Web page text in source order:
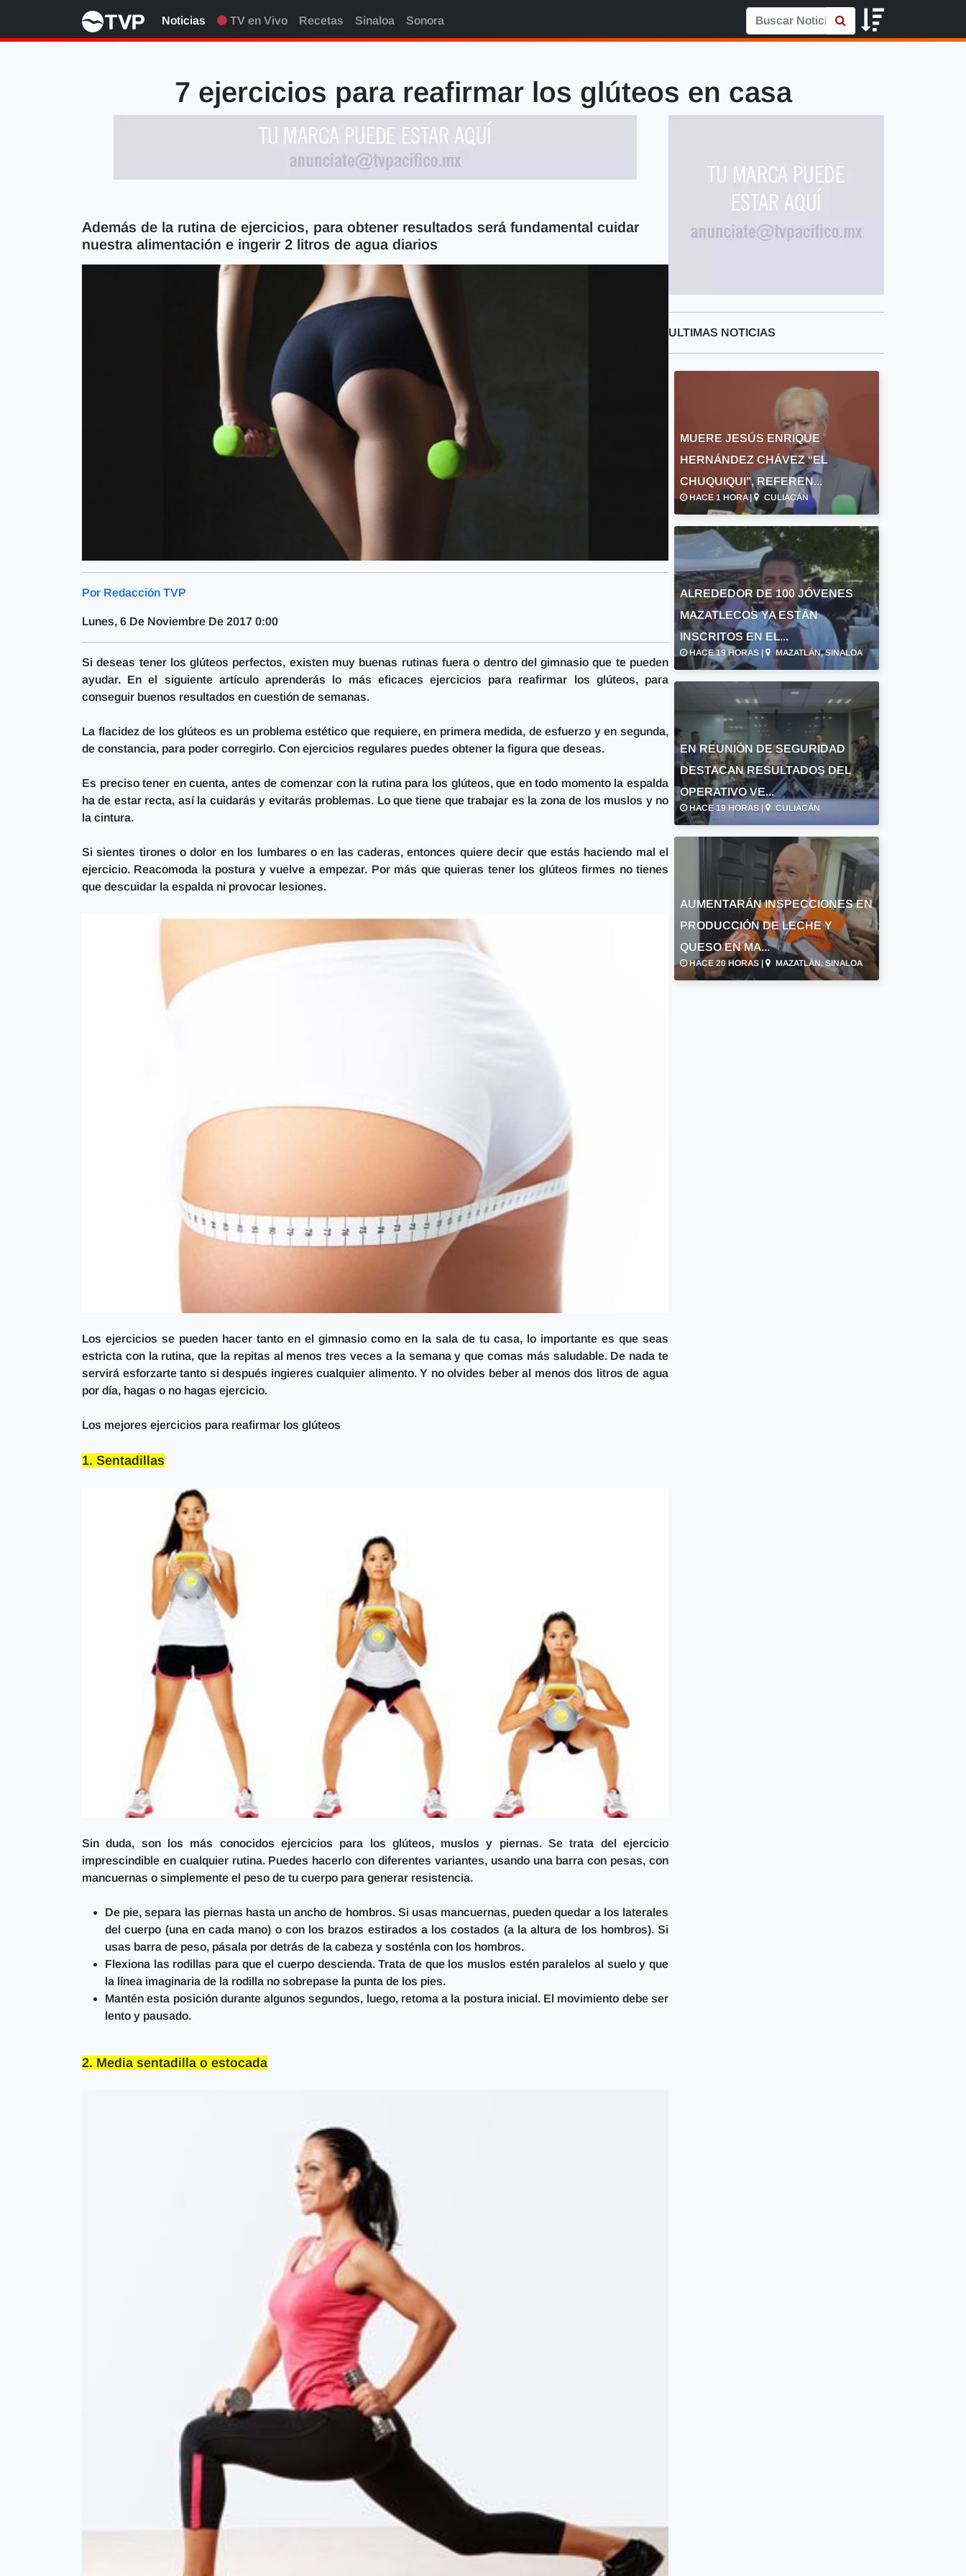
Noticias TV en Vivo Recetas Sinaloa Sonora
7 ejercicios para reafirmar los glúteos en casa
Además de la rutina de ejercicios, para obtener resultados será fundamental cuidar
nuestra alimentación e ingerir 2 litros de agua diarios
Por Redacción TVP
Lunes, 6 De Noviembre De 2017 0:00
Si deseas tener los glúteos perfectos, existen muy buenas rutinas fuera o dentro del gimnasio que te pueden
ayudar. En el siguiente artículo aprenderás lo más eficaces ejercicios para reafirmar los glúteos, para
conseguir buenos resultados en cuestión de semanas.
La flacidez de los glúteos es un problema estético que requiere, en primera medida, de esfuerzo y en segunda,
de constancia, para poder corregirlo. Con ejercicios regulares puedes obtener la figura que deseas.
Es preciso tener en cuenta, antes de comenzar con la rutina para los glúteos, que en todo momento la espalda
ha de estar recta, así la cuidarás y evitarás problemas. Lo que tiene que trabajar es la zona de los muslos y no
la cintura.
Si sientes tirones o dolor en los lumbares o en las caderas, entonces quiere decir que estás haciendo mal el
ejercicio. Reacomoda la postura y vuelve a empezar. Por más que quieras tener los glúteos firmes no tienes
que descuidar la espalda ni provocar lesiones.
Los ejercicios se pueden hacer tanto en el gimnasio como en la sala de tu casa, lo importante es que seas
estricta con la rutina, que la repitas al menos tres veces a la semana y que comas más saludable.De nada te
servirá esforzarte tanto si después ingieres cualquier alimento.Y no olvides beber al menos dos litros de agua
por día, hagas o no hagas ejercicio.
Los mejores ejercicios para reafirmar los glúteos
1. Sentadillas
Sin duda, son los más conocidos ejercicios para los glúteos, muslos y piernas. Se trata del ejercicio
imprescindible en cualquier rutina. Puedes hacerlo con diferentes variantes, usando una barra con pesas, con
mancuernas o simplemente el peso de tu cuerpo para generar resistencia.
De pie, separa las piernas hasta un ancho de hombros. Si usas mancuernas, pueden quedar a los laterales
del cuerpo (una en cada mano) o con los brazos estirados a los costados (a la altura de los hombros). Si
usas barra de peso, pásala por detrás de la cabeza y sosténla con los hombros.
Flexiona las rodillas para que el cuerpo descienda.Trata de que los muslos estén paralelos al suelo y que
la línea imaginaria de la rodilla no sobrepase la punta de los pies.
Mantén esta posición durante algunos segundos, luego,retoma a la postura inicial.El movimiento debe ser
lento y pausado.
2. Media sentadilla o estocada
ULTIMAS NOTICIAS
MUERE JESÚS ENRIQUE
HERNÁNDEZ CHÁVEZ “EL
CHUQUIQUI”, REFEREN...
HACE 1 HORA | CULIACÁN
ALREDEDOR DE 100 JÓVENES
MAZATLECOS YA ESTÁN
INSCRITOS EN EL...
HACE 19 HORAS | MAZATLÁN, SINALOA
EN REUNIÓN DE SEGURIDAD
DESTACAN RESULTADOS DEL
OPERATIVO VE...
HACE 19 HORAS | CULIACÁN
AUMENTARÁN INSPECCIONES EN
PRODUCCIÓN DE LECHE Y
QUESO EN MA...
HACE 20 HORAS | MAZATLÁN, SINALOA